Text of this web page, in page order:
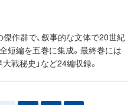
傑作群で、叙事的な文体で20世紀
短編を五巻に集成。最終巻には
戦秘史」など24編収録。